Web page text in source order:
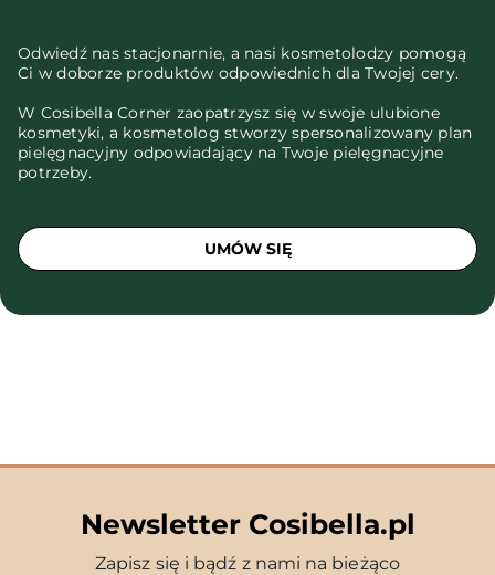
Odwiedź nas stacjonarnie, a nasi kosmetolodzy pomogą
Ci w doborze produktów odpowiednich dla Twojej cery.
W Cosibella Corner zaopatrzysz się w swoje ulubione
kosmetyki, a kosmetolog stworzy spersonalizowany plan
pielęgnacyjny odpowiadający na Twoje pielęgnacyjne
potrzeby.
UMÓW SIĘ
Newsletter Cosibella.pl
Zapisz się i bądź z nami na bieżąco